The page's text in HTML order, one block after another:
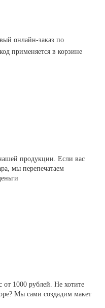
онлайн-заказ по
применяется в корзине
продукции. Если вас
мы перепечатаем
от 1000 рублей. Не хотите
Мы сами создадим макет